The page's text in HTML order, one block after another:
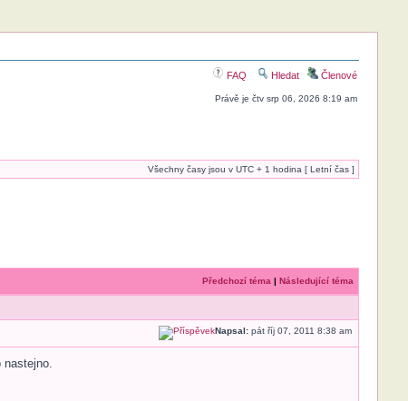
FAQ Hledat Členové
Právě je čtv srp 06, 2026 8:19 am
Všechny časy jsou v UTC + 1 hodina [ Letní čas ]
Předchozí téma | Následující téma
Napsal:pát říj 07, 2011 8:38 am